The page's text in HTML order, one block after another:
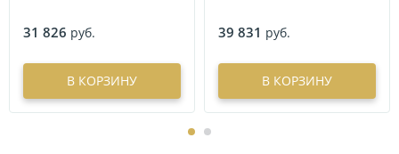
31 826 руб.
В КОРЗИНУ
39 831 руб.
В КОРЗИНУ